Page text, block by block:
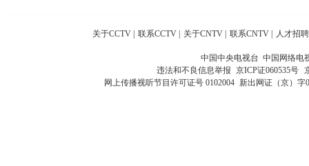
关于CCTV 联系CCTV 关于CNTV 联系CNTV 人才招聘
中国中央电视台 中国网络电
违法和不良信息举报 京ICP证060535号
网上传播视听节目许可证号 0102004 新出网证（京）